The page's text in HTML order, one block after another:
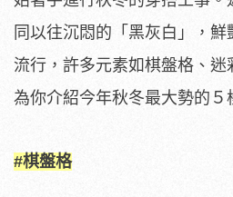
同以往沉悶的「黑灰白」，
流行，許多元素如棋盤格、
為你介紹今年秋冬最大勢的５
#棋盤格